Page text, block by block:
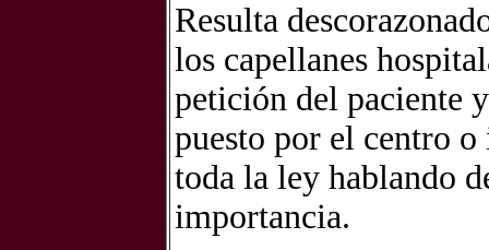
Resulta
los capellanes
petición del paciente
puesto por el centro
toda la ley hablando
importancia.